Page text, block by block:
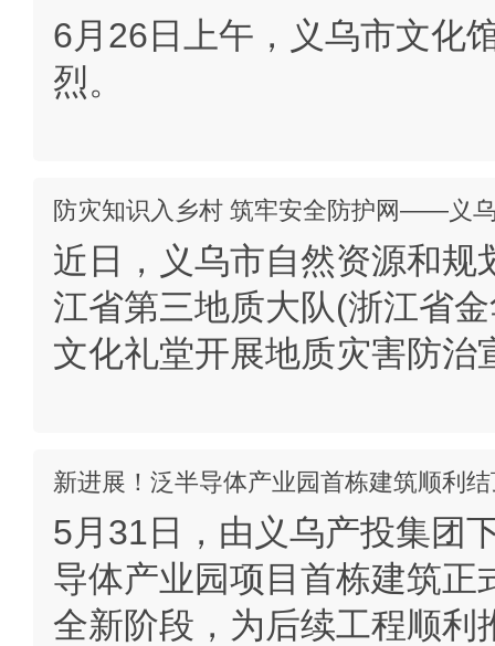
6月26日上午，义乌市文化
烈。
防灾知识入乡村 筑牢安全防护网——义
近日，义乌市自然资源和
江省第三地质大队(浙江省
文化礼堂开展地质灾害防
新进展！泛半导体产业园首栋建筑顺利
5月31日，由义乌产投集团
导体产业园项目首栋建筑
全新阶段，为后续工程顺利